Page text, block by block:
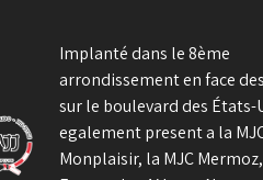
Implanté dans le 8ème
arrondissement en face
sur le boulevard des États-
egalement present a la
Monplaisir, la MJC